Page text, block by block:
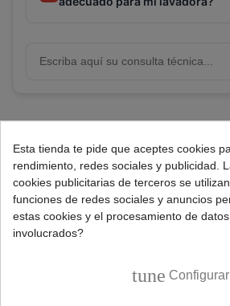
Marca: GRUPO BSH
DESCRIPCIÓN
Esta tienda te pide que aceptes cookies
rendimiento, redes sociales y publicidad.
cookies publicitarias de terceros se
funciones de redes sociales y anuncios
estas cookies y el procesamiento de
involucrados?
tune Configurar